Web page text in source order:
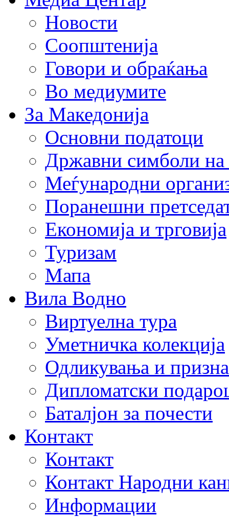
Новости
Соопштенија
Говори и обраќања
Во медиумите
За Македонија
Основни податоци
Државни симболи
Меѓународни
Поранешни
Економија и трговија
Туризам
Мапа
Вила Водно
Виртуелна тура
Уметничка колекција
Одликувања и
Дипломатски
Баталјон за почести
Контакт
Контакт
Контакт Народни
Информации